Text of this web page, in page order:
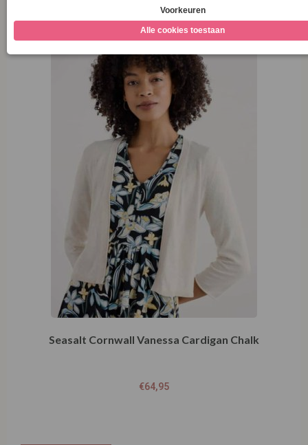
Seasalt Cornwall Vanessa Cardigan Chalk
€64,95